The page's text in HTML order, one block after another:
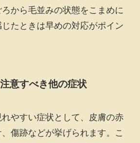
から毛並みの状態をこまめに
たときは早めの対応がポイン
意すべき他の症状
やすい症状として、皮膚の赤
傷跡などが挙げられます。こ